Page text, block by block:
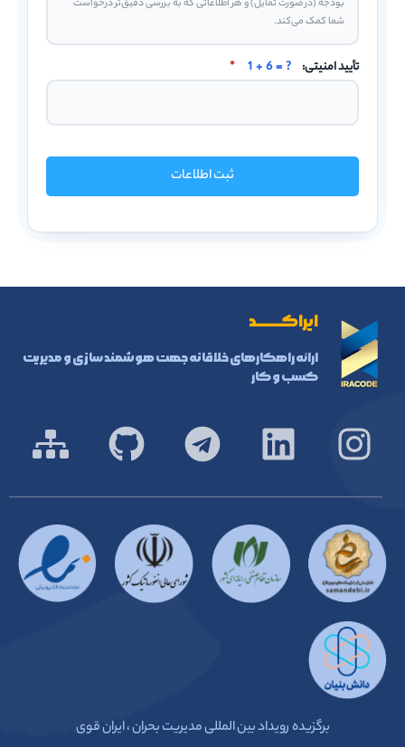
تأیید امنیتی: 1 + 6 = ?
*
ثبت اطلاعات
ایراکـــــــد
ارائه راهکارهای خلاقانه جهت هوشمند سازی و مدیریت
کسب و کار
برگزیده رویداد بین المللی مدیریت بحران ، ایران قوی